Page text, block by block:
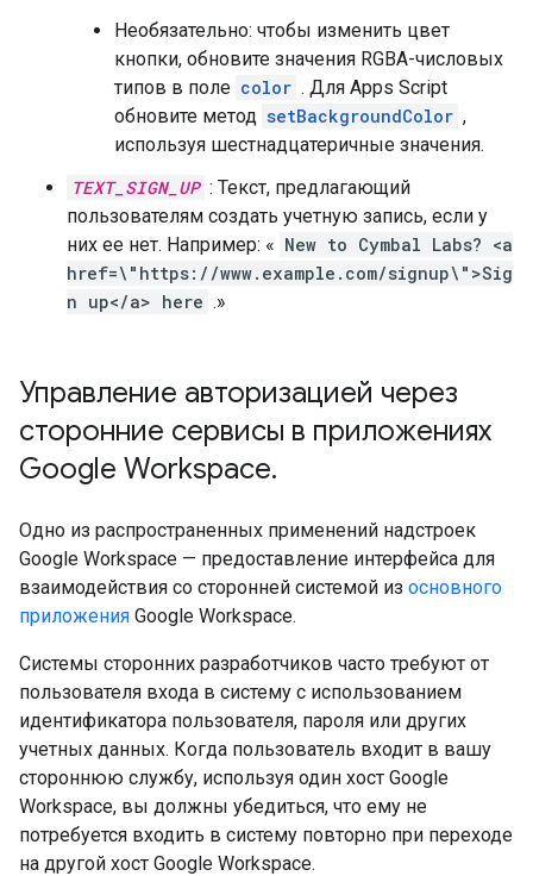
Необязательно: чтобы изменить цвет
кнопки, обновите значения RGBA-числовых
типов в поле color . Для Apps Script
обновите метод setBackgroundColor ,
используя шестнадцатеричные значения.
TEXT_SIGN_UP : Текст, предлагающий
пользователям создать учетную запись, если у
них ее нет. Например: « New to Cymbal Labs? <a
href=\"https://www.example.com/signup\">Sig
n up</a> here .»
Управление авторизацией через
сторонние сервисы в приложениях
Google Workspace.
Одно из распространенных применений надстроек
Google Workspace — предоставление интерфейса для
взаимодействия со сторонней системой из основного
приложения Google Workspace.
Системы сторонних разработчиков часто требуют от
пользователя входа в систему с использованием
идентификатора пользователя, пароля или других
учетных данных. Когда пользователь входит в вашу
стороннюю службу, используя один хост Google
Workspace, вы должны убедиться, что ему не
потребуется входить в систему повторно при переходе
на другой хост Google Workspace.